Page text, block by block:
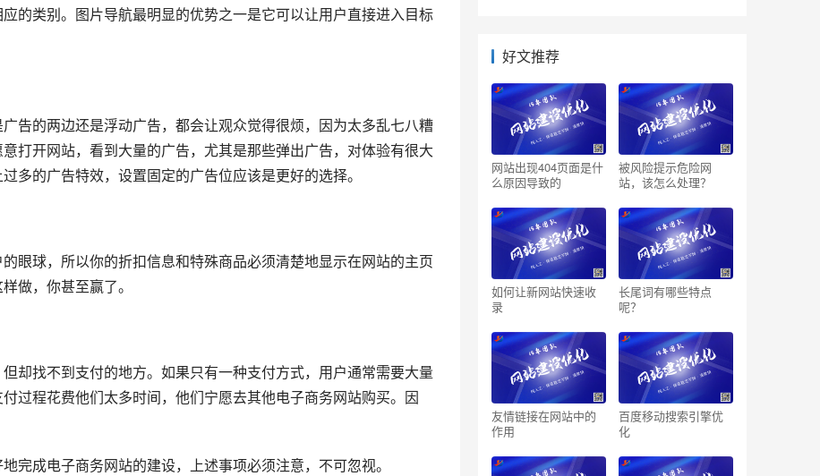
的类别。图片导航最明显的优势之一是它可以让用户直接进入目标
的两边还是浮动广告，都会让观众觉得很烦，因为太多乱七八糟
打开网站，看到大量的广告，尤其是那些弹出广告，对体验有很大
多的广告特效，设置固定的广告位应该是更好的选择。
球，所以你的折扣信息和特殊商品必须清楚地显示在网站的主页
做，你甚至赢了。
找不到支付的地方。如果只有一种支付方式，用户通常需要大量
过程花费他们太多时间，他们宁愿去其他电子商务网站购买。因
完成电子商务网站的建设，上述事项必须注意，不可忽视。
好文推荐
网站出现404页面是什
么原因导致的
被风险提示危险网
站，该怎么处理？
如何让新网站快速收
录
长尾词有哪些特点
呢？
友情链接在网站中的
作用
百度移动搜索引擎优
化